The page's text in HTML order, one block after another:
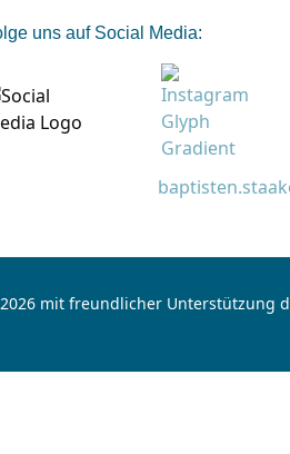
uns auf Social Media:
mit freundlicher Unterstützung